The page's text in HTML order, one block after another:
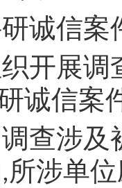
诚信案
开展调
诚信案
查涉
,所涉单